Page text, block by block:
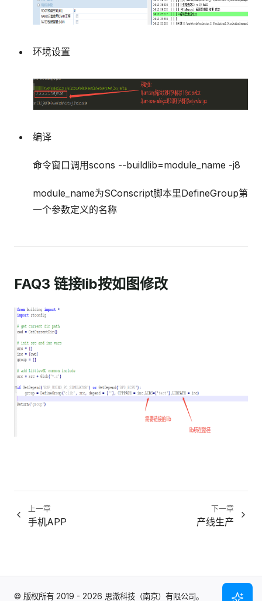
环境设置
编译
命令窗口调用scons --buildlib=module_name -j8
module_name为SConscript脚本里DefineGroup第
一个参数定义的名称
FAQ3 链接lib按如图修改
上一章
手机APP
下一章
产线生产
© 版权所有 2019 - 2026 思澈科技（南京）有限公司。